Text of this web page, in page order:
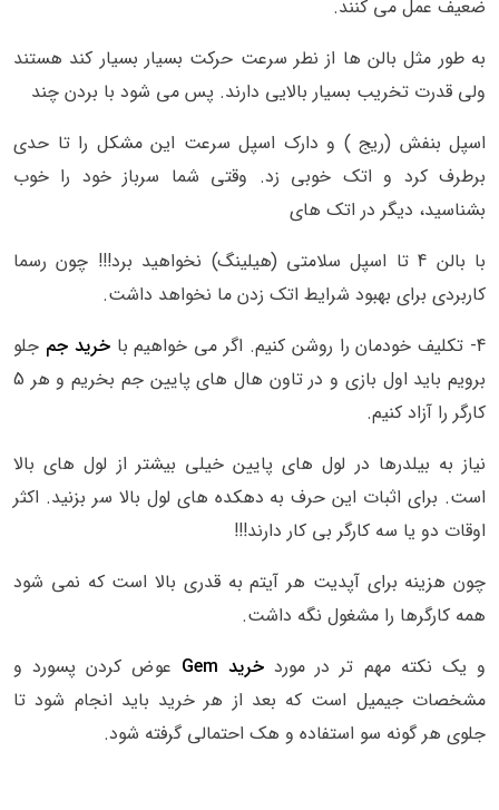
ضعیف عمل می کنند.
به طور مثل بالن ها از نطر سرعت حرکت بسیار بسیار کند هستند
ولی قدرت تخریب بسیار بالایی دارند. پس می شود با بردن چند
اسپل بنفش (ریج ) و دارک اسپل سرعت این مشکل را تا حدی
برطرف کرد و اتک خوبی زد. وقتی شما سرباز خود را خوب
بشناسید، دیگر در اتک های
با بالن 4 تا اسپل سلامتی (هیلینگ) نخواهید برد!!! چون رسما
کاربردی برای بهبود شرایط اتک زدن ما نخواهد داشت.
4- تکلیف خودمان را روشن کنیم. اگر می خواهیم با
خرید جم جلو
برویم باید اول بازی و در تاون هال های پایین جم بخریم و هر 5
کارگر را آزاد کنیم.
نیاز به بیلدرها در لول های پایین خیلی بیشتر از لول های بالا
است. برای اثبات این حرف به دهکده های لول بالا سر بزنید. اکثر
اوقات دو یا سه کارگر بی کار دارند!!!
چون هزینه برای آپدیت هر آیتم به قدری بالا است که نمی شود
همه کارگرها را مشغول نگه داشت.
و یک نکته مهم تر در موردخرید Gem
عوض کردن پسورد و
مشخصات جیمیل است که بعد از هر خرید باید انجام شود تا
جلوی هر گونه سو استفاده و هک احتمالی گرفته شود.